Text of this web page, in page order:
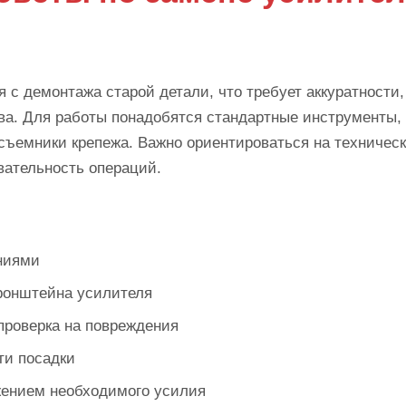
демонтажа старой детали, что требует
Для работы понадобятся стандартные
крепежа. Важно ориентироваться на
операций.
усилителя
на повреждения
посадки
необходимого усилия